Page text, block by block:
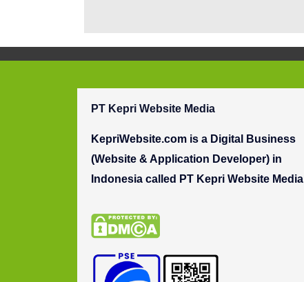
PT Kepri Website Media
KepriWebsite.com is a Digital Business
(Website & Application Developer) in
Indonesia called PT Kepri Website Media